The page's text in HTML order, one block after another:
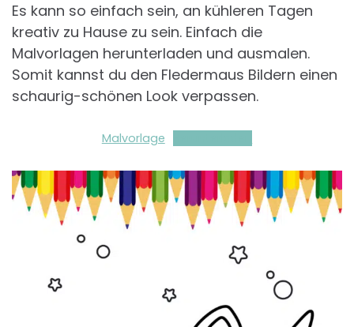
Es kann so einfach sein, an kühleren Tagen
kreativ zu Hause zu sein. Einfach die
Malvorlagen herunterladen und ausmalen.
Somit kannst du den Fledermaus Bildern einen
schaurig-schönen Look verpassen.
Malvorlage